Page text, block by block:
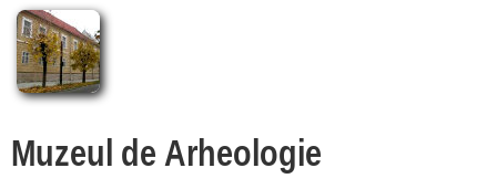
Muzeul de Arheologie